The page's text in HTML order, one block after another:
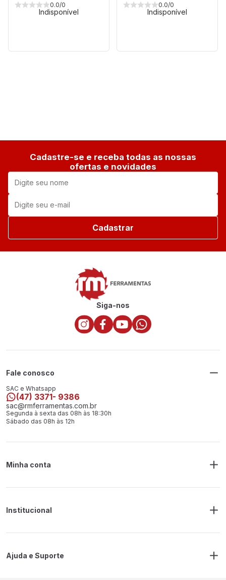
0.0/0
Indisponível
0.0/0
Indisponível
Cadastre-se e receba todas as nossas
ofertas e novidades
Cadastrar
Siga-nos
Fale conosco
SAC e Whatsapp
(47) 3371- 9386
sac@rmferramentas.com.br
Segunda à sexta das 08h às 18:30h
Sábado das 08h às 12h
Minha conta
Endereço de Entrega
Institucional
Politica de Privacidade
Ajuda e Suporte